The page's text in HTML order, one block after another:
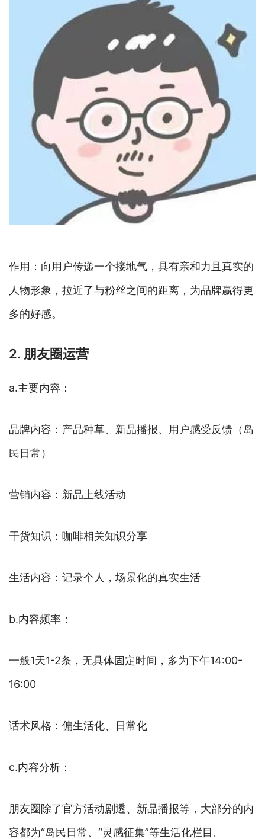
作用：向用户传递一个接地气，具有亲和力且真实的
人物形象，拉近了与粉丝之间的距离，为品牌赢得更
多的好感。
2. 朋友圈运营
a.主要内容：
品牌内容：产品种草、新品播报、用户感受反馈（岛
民日常）
营销内容：新品上线活动
干货知识：咖啡相关知识分享
生活内容：记录个人，场景化的真实生活
b.内容频率：
一般1天1-2条，无具体固定时间，多为下午14:00-
16:00
话术风格：偏生活化、日常化
c.内容分析：
朋友圈除了官方活动剧透、新品播报等，大部分的内
容都为“岛民日常、“灵感征集”等生活化栏目。